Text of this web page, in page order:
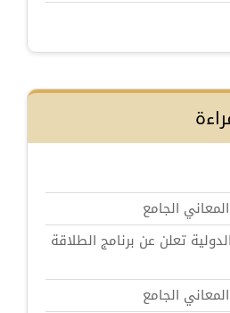
الجامع
تعلن عن برنامج الطلاقة
الجامع